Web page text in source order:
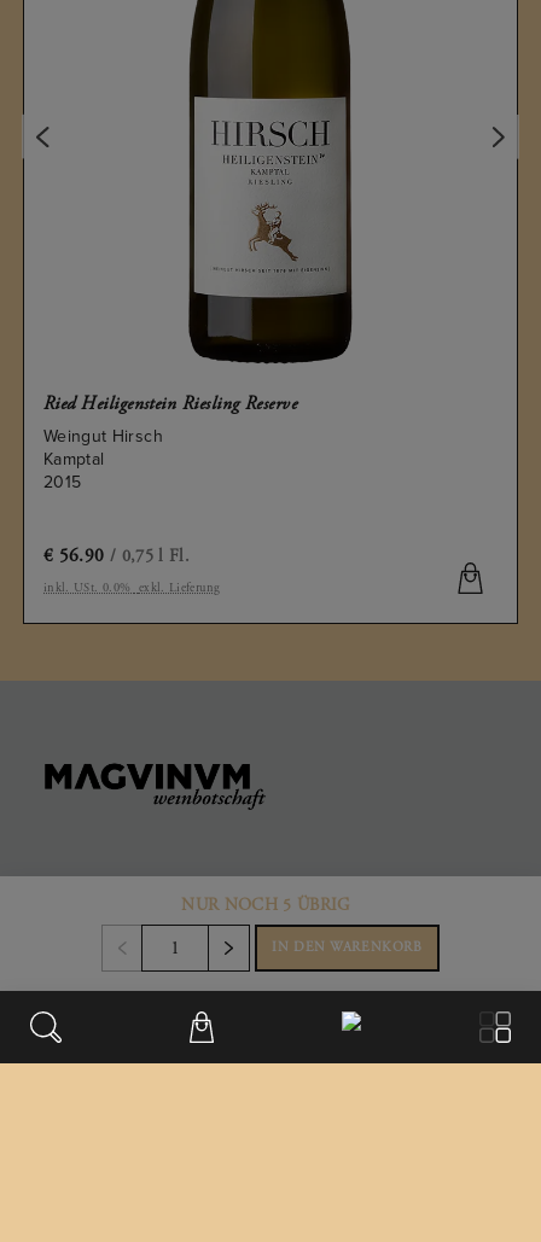
Ried Heiligenstein Riesling Reserve
Weingut Hirsch
Kamptal
2015
€ 56.90 / 0,75 l Fl.
inkl. USt. 0.0% exkl. Lieferung
NUR NOCH 5 ÜBRIG
IN DEN WARENKORB
Büro & Firmensitz
Weinberggasse 2
,Langenlois
Austria
+43 699/181 241 41
office@magvinum.com